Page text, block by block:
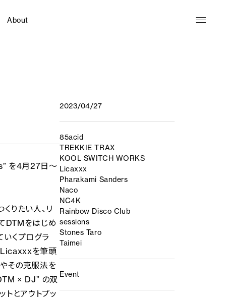
About
を4月27日〜
りたい人、リ
DTMをはじめ
くプログラ
Licaxxxを筆頭
その克服法を
× DJ” の双
とアウトプッ
2023/04/27
85acid
TREKKIE TRAX
KOOL SWITCH WORKS
Licaxxx
Pharakami Sanders
Naco
NC4K
Rainbow Disco Club
sessions
Stones Taro
Taimei
Event